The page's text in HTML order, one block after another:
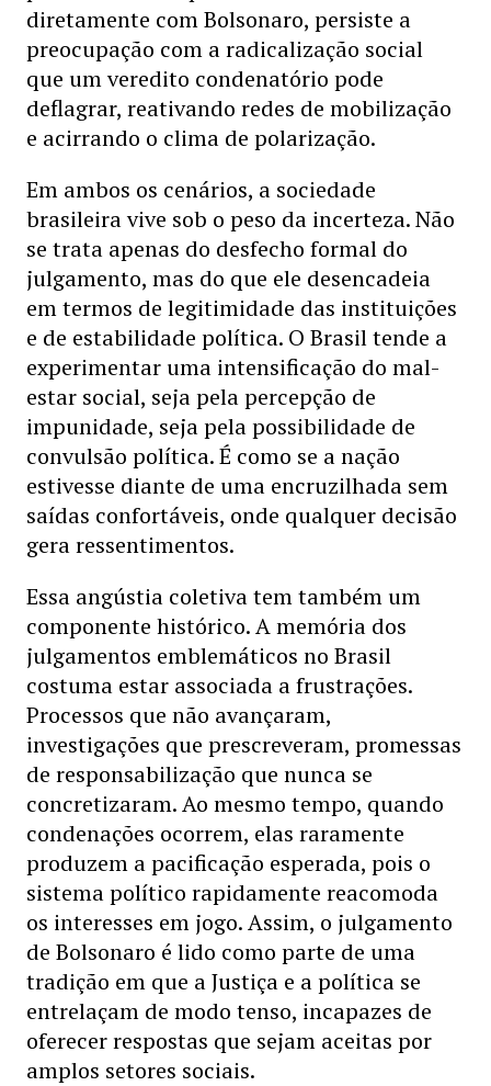
diretamente com Bolsonaro, persiste a
preocupação com a radicalização social
que um veredito condenatório pode
deflagrar, reativando redes de mobilização
e acirrando o clima de polarização.
Em ambos os cenários, a sociedade
brasileira vive sob o peso da incerteza. Não
se trata apenas do desfecho formal do
julgamento, mas do que ele desencadeia
em termos de legitimidade das instituições
e de estabilidade política. O Brasil tende a
experimentar uma intensificação do mal-
estar social, seja pela percepção de
impunidade, seja pela possibilidade de
convulsão política. É como se a nação
estivesse diante de uma encruzilhada sem
saídas confortáveis, onde qualquer decisão
gera ressentimentos.
Essa angústia coletiva tem também um
componente histórico. A memória dos
julgamentos emblemáticos no Brasil
costuma estar associada a frustrações.
Processos que não avançaram,
investigações que prescreveram, promessas
de responsabilização que nunca se
concretizaram. Ao mesmo tempo, quando
condenações ocorrem, elas raramente
produzem a pacificação esperada, pois o
sistema político rapidamente reacomoda
os interesses em jogo. Assim, o julgamento
de Bolsonaro é lido como parte de uma
tradição em que a Justiça e a política se
entrelaçam de modo tenso, incapazes de
oferecer respostas que sejam aceitas por
amplos setores sociais.